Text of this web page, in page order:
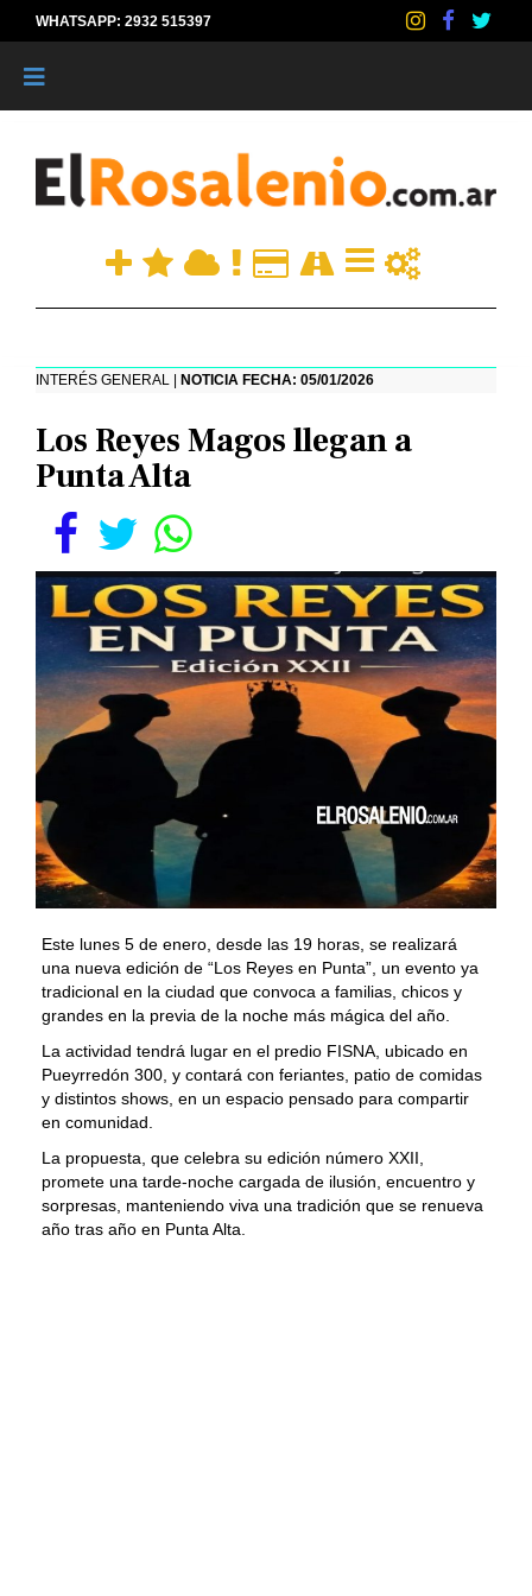
WHATSAPP: 2932 515397
INTERÉS GENERAL | NOTICIA FECHA: 05/01/2026
Los Reyes Magos llegan a
Punta Alta
Este lunes 5 de enero, desde las 19 horas, se realizará
una nueva edición de “Los Reyes en Punta”, un evento ya
tradicional en la ciudad que convoca a familias, chicos y
grandes en la previa de la noche más mágica del año.
La actividad tendrá lugar en el predio FISNA, ubicado en
Pueyrredón 300, y contará con feriantes, patio de comidas
y distintos shows, en un espacio pensado para compartir
en comunidad.
La propuesta, que celebra su edición número XXII,
promete una tarde-noche cargada de ilusión, encuentro y
sorpresas, manteniendo viva una tradición que se renueva
año tras año en Punta Alta.